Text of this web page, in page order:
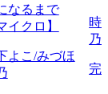
なるまで
イクロ】
よこ/みづほ
時
乃
完